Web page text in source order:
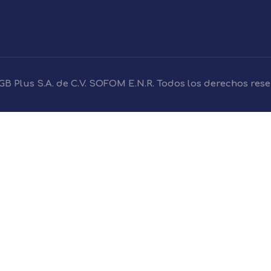
Plus S.A. de C.V. SOFOM E.N.R. Todos los derechos